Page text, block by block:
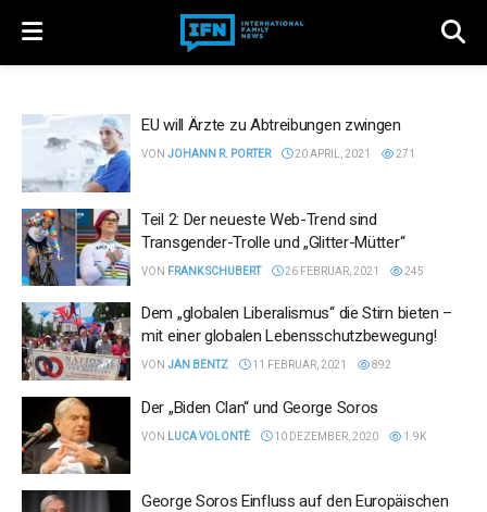
EU will Ärzte zu Abtreibungen zwingen
VON JOHANN R. PORTER 20 APRIL, 2021 271
Teil 2: Der neueste Web-Trend sind
Transgender-Trolle und „Glitter-Mütter“
VON FRANK SCHUBERT 26 FEBRUAR, 2021 245
Dem „globalen Liberalismus“ die Stirn bieten –
mit einer globalen Lebensschutzbewegung!
VON JAN BENTZ 11 FEBRUAR, 2021 892
Der „Biden Clan“ und George Soros
VON LUCA VOLONTÈ 10 DEZEMBER, 2020 1.9K
George Soros Einfluss auf den Europäischen